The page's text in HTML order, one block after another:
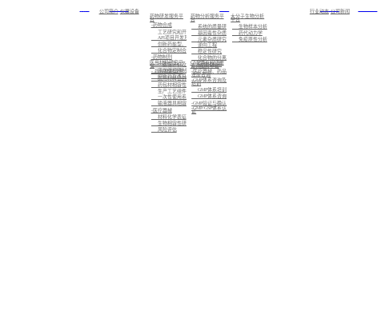
关于我们
公司简介 仪器设备
药物研发服务平
台
-药物合成
工艺研究和开发
API项目开发及注册备案
创新药盐型、晶型筛选及CMC业务
化合物定制合成
-药物制剂
一致性评价及仿制药的制剂开发
高端缓控释制剂开发
创新药及改良型新药的制剂开发
药物分析服务平
台
系统的质量研究
基因毒性杂质研究
元素杂质研究
逆向工程
稳定性研究
化合物的分离制备，已知化合物的结构确证，未知化合物的结构解析与鉴定
标准化检测
大分子生物分析
平台
生物样本分析
药代动力学
免疫原性分析
医用材料研究平
台
- 药包材相容性
医用材料密封性研究
药包材相容性研究
生产工艺组件相容性研究
一次性使用系统相容性研究
输液器具相容性研究
-医疗器械
材料化学表征
生物相容性研究
风险评估
GMP体系和注册
咨询服务平台
-医疗器械、药品
注册咨询
-GMP体系咨询及
培训
GMP体系培训
GMP体系咨询
-GMP验证与确认
-GMP/GSP体系认
证
新闻中心
行业动态 公司新闻